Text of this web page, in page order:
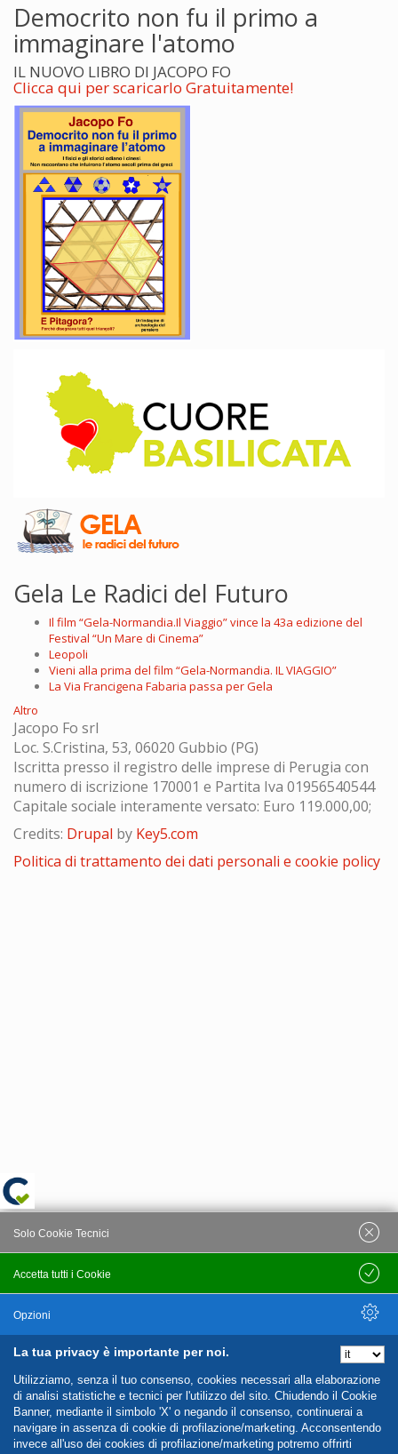
Democrito non fu il primo a
immaginare l'atomo
IL NUOVO LIBRO DI JACOPO FO
Clicca qui per scaricarlo Gratuitamente!
Gela Le Radici del Futuro
Il film “Gela-Normandia.Il Viaggio” vince la 43a edizione del
Festival “Un Mare di Cinema”
Leopoli
Vieni alla prima del film “Gela-Normandia. IL VIAGGIO”
La Via Francigena Fabaria passa per Gela
Altro
Jacopo Fo srl
Loc. S.Cristina, 53, 06020 Gubbio (PG)
Iscritta presso il registro delle imprese di Perugia con
numero di iscrizione 170001 e Partita Iva 01956540544
Capitale sociale interamente versato: Euro 119.000,00;
Credits: Drupal by Key5.com
Politica di trattamento dei dati personali e cookie policy
La tua privacy è importante per noi.
Utilizziamo, senza il tuo consenso, cookies necessari alla elaborazione
di analisi statistiche e tecnici per l'utilizzo del sito. Chiudendo il Cookie
Banner, mediante il simbolo 'X' o negando il consenso, continuerai a
navigare in assenza di cookie di profilazione/marketing. Acconsentendo
invece all'uso dei cookies di profilazione/marketing potremo offrirti
Accetta tutti i Cookie
Solo Cookie Tecnici
Salva
Opzioni
Nascondi Opzioni